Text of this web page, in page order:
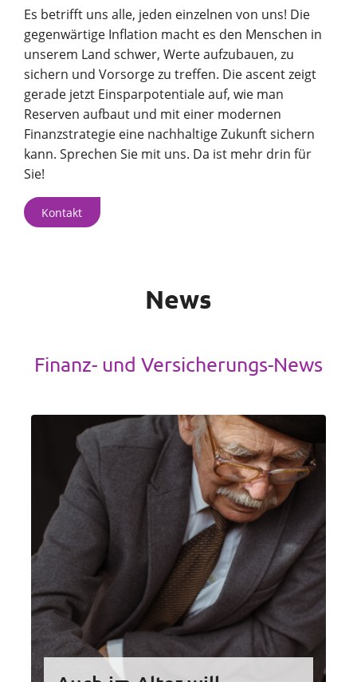
Es betrifft uns alle, jeden einzelnen von uns! Die
gegenwärtige Inflation macht es den Menschen in
unserem Land schwer, Werte aufzubauen, zu
sichern und Vorsorge zu treffen. Die ascent zeigt
gerade jetzt Einsparpotentiale auf, wie man
Reserven aufbaut und mit einer modernen
Finanzstrategie eine nachhaltige Zukunft sichern
kann. Sprechen Sie mit uns. Da ist mehr drin für
Sie!
Kontakt
News
Finanz- und Versicherungs-News